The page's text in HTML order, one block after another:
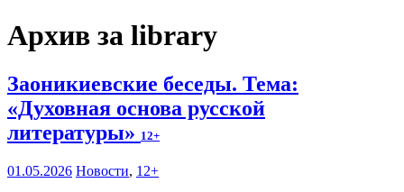
Архив за library
Заоникиевские беседы. Тема:
«Духовная основа русской
литературы» 12+
01.05.2026 Новости, 12+